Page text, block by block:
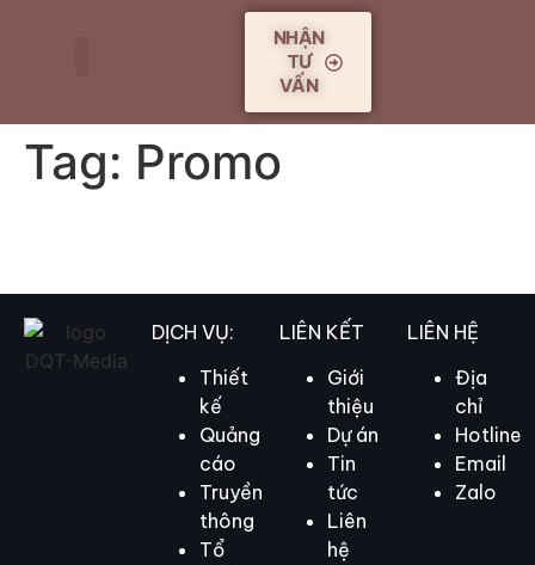
NHẬN
TƯ
VẤN
Tag: Promo
DỊCH VỤ:
Thiết
kế
Quảng
cáo
Truyền
thông
Tổ
LIÊN KẾT
Giới
thiệu
Dự án
Tin
tức
Liên
hệ
LIÊN HỆ
Địa
chỉ
Hotline
Email
Zalo